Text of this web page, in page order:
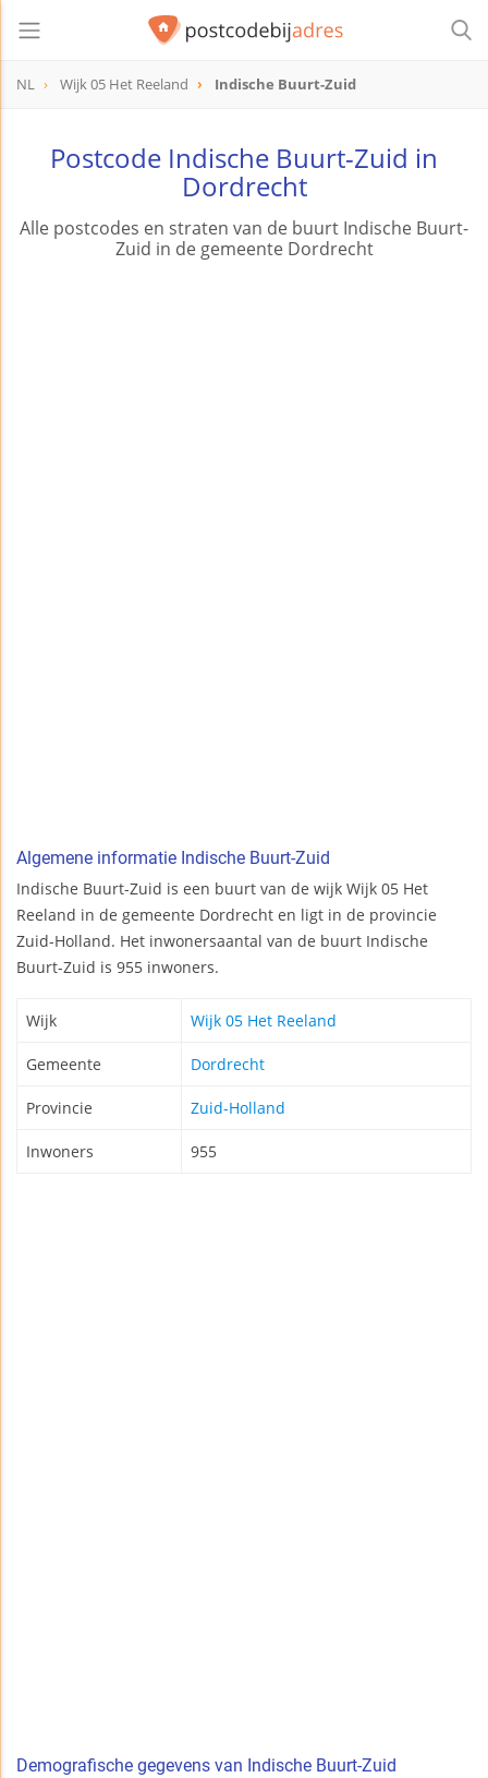
NL Wijk 05 Het Reeland Indische Buurt-Zuid
Postcode Indische Buurt-Zuid in
Dordrecht
Alle postcodes en straten van de buurt Indische Buurt-
Zuid in de gemeente Dordrecht
Algemene informatie Indische Buurt-Zuid
Indische Buurt-Zuid is een buurt van de wijk Wijk 05 Het
Reeland in de gemeente Dordrecht en ligt in de provincie
Zuid-Holland. Het inwonersaantal van de buurt Indische
Buurt-Zuid is 955 inwoners.
Wijk Wijk 05 Het Reeland
Gemeente Dordrecht
Provincie Zuid-Holland
Inwoners 955
Demografische gegevens van Indische Buurt-Zuid